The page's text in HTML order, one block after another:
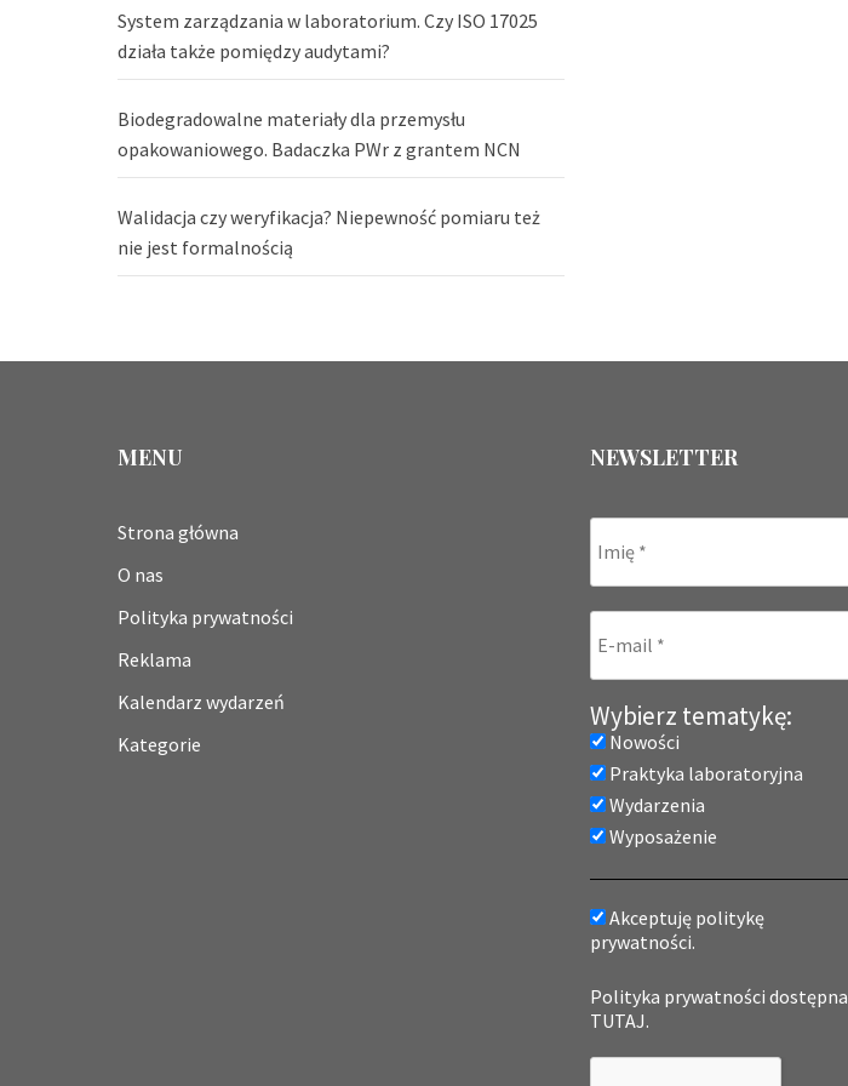
System zarządzania w laboratorium. Czy ISO 17025
działa także pomiędzy audytami?
Biodegradowalne materiały dla przemysłu
opakowaniowego. Badaczka PWr z grantem NCN
Walidacja czy weryfikacja? Niepewność pomiaru też
nie jest formalnością
MENU
Strona główna
O nas
Polityka prywatności
Reklama
Kalendarz wydarzeń
Kategorie
NEWSLETTER
Wybierz tematykę:
Nowości
Praktyka laboratoryjna
Wydarzenia
Wyposażenie
Akceptuję politykę
prywatności.
Polityka prywatności dostępna
TUTAJ.